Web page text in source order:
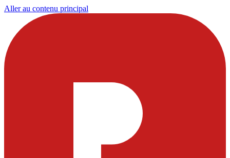
Aller au contenu principal